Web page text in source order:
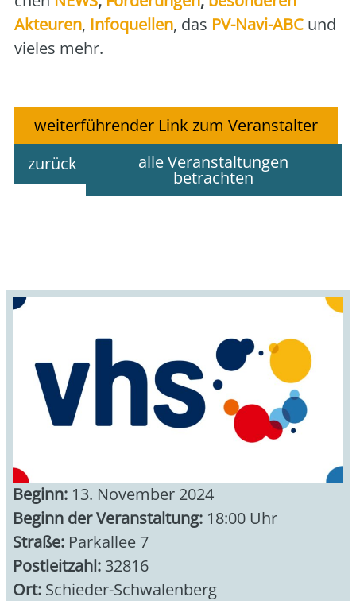
Akteu­ren, Info­quel­len, das PV-Navi-ABC und
vie­les mehr.
weiterführender Link zum Veranstalter
zurück
alle Veranstaltungen
betrachten
Beginn: 13. November 2024
Beginn der Veranstaltung: 18:00 Uhr
Straße: Parkallee 7
Postleitzahl: 32816
Ort: Schieder-Schwalenberg